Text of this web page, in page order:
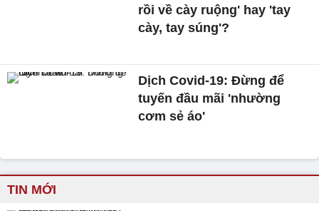
rồi về cày ruộng' hay 'tay
cày, tay súng'?
Dịch Covid-19: Đừng để
tuyến đầu mãi 'nhường
cơm sẻ áo'
TIN MỚI